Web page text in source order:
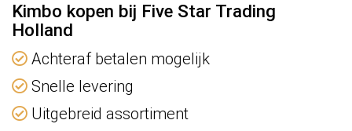
Kimbo kopen bij Five Star Trading
Holland
Achteraf betalen mogelijk
Snelle levering
Uitgebreid assortiment